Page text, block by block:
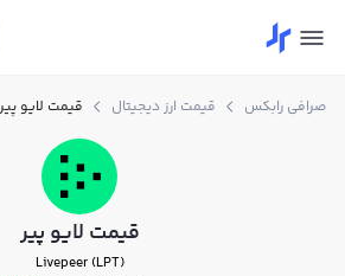
صرافی رابکس قیمت ارز دیجیتال قیمت لایو پیر
قیمت لایو پیر
Livepeer (LPT)